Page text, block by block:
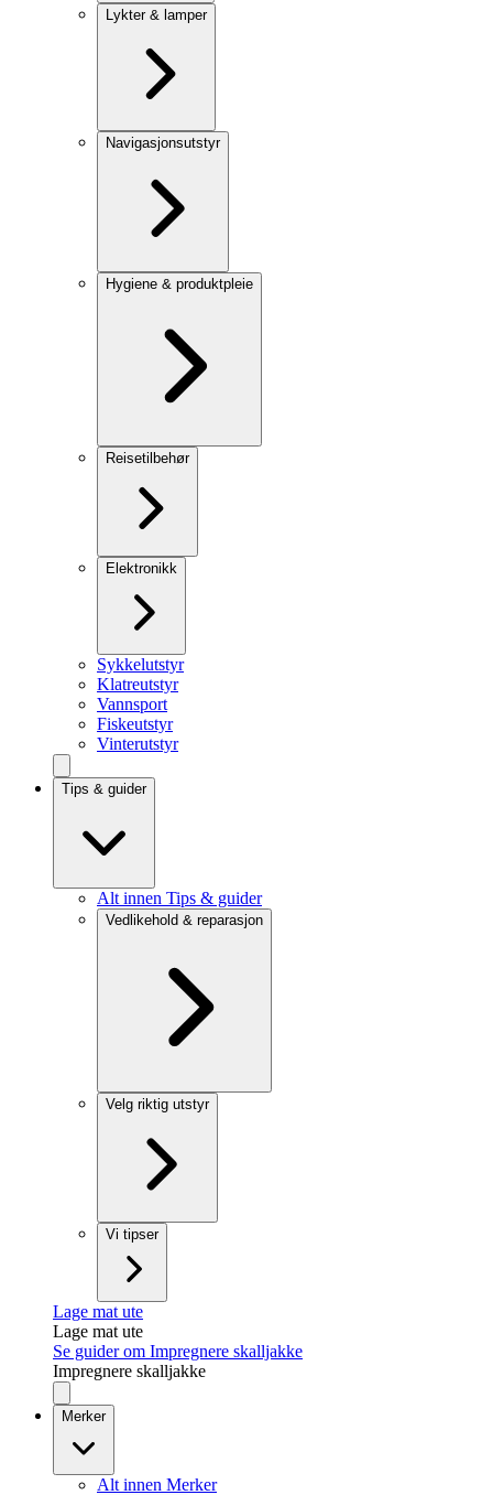
Lykter & lamper
Navigasjonsutstyr
Hygiene & produktpleie
Reisetilbehør
Elektronikk
Sykkelutstyr
Klatreutstyr
Vannsport
Fiskeutstyr
Vinterutstyr
Tips & guider
Alt innen Tips & guider
Vedlikehold & reparasjon
Velg riktig utstyr
Vi tipser
Lage mat ute
Lage mat ute
Se guider om Impregnere skalljakke
Impregnere skalljakke
Merker
Alt innen Merker